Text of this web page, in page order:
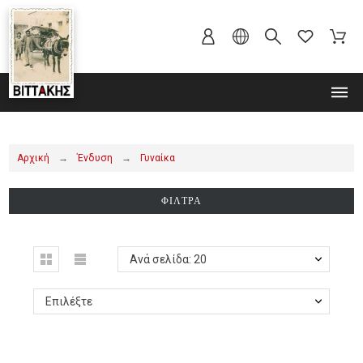
MENU
Αρχική Ένδυση Γυναίκα
ΦΊΛΤΡΑ
Ανά σελίδα: 20
Επιλέξτε